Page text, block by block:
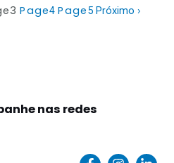
3 Page4 Page5 Próximo ›
nas redes